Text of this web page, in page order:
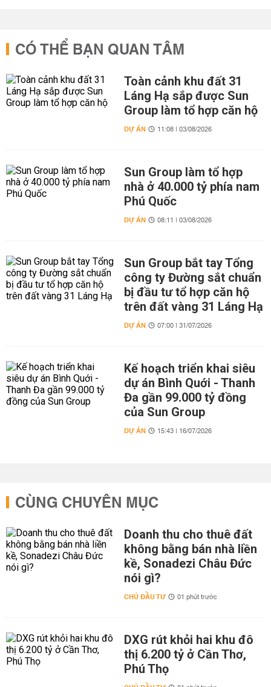
CÓ THỂ BẠN QUAN TÂM
Toàn cảnh khu đất 31
Láng Hạ sắp được Sun
Group làm tổ hợp căn hộ
DỰ ÁN 11:08 | 03/08/2026
Sun Group làm tổ hợp
nhà ở 40.000 tỷ phía nam
Phú Quốc
DỰ ÁN 08:11 | 03/08/2026
Sun Group bắt tay Tổng
công ty Đường sắt chuẩn
bị đầu tư tổ hợp căn hộ
trên đất vàng 31 Láng Hạ
DỰ ÁN 07:00 | 31/07/2026
Kế hoạch triển khai siêu
dự án Bình Quới - Thanh
Đa gần 99.000 tỷ đồng
của Sun Group
DỰ ÁN 15:43 | 16/07/2026
CÙNG CHUYÊN MỤC
Doanh thu cho thuê đất
không bằng bán nhà liền
kề, Sonadezi Châu Đức
nói gì?
CHỦ ĐẦU TƯ 01 phút trước
DXG rút khỏi hai khu đô
thị 6.200 tỷ ở Cần Thơ,
Phú Thọ